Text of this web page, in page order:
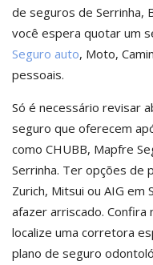
de seguros de Serrinha,
você espera quotar um
Seguro auto, Moto,
pessoais.
Só é necessário revisar
seguro que oferecem
como CHUBB, Mapfre
Serrinha. Ter opções de
Zurich, Mitsui ou AIG em
afazer arriscado.
localize uma corretora
plano de seguro